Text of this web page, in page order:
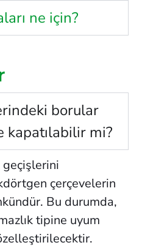
ne için?
borular
mi?
geçişlerini
çerçevelerin
Bu durumda,
tipine uyum